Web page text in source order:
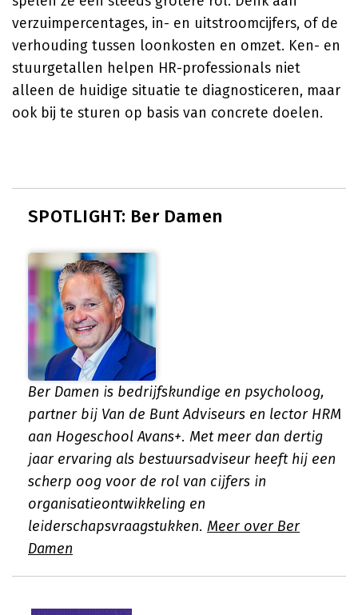
verzuimpercentages, in- en uitstroomcijfers, of de
verhouding tussen loonkosten en omzet. Ken- en
stuurgetallen helpen HR-professionals niet
alleen de huidige situatie te diagnosticeren, maar
ook bij te sturen op basis van concrete doelen.
SPOTLIGHT: Ber Damen
Ber Damen is bedrijfskundige en psycholoog,
partner bij Van de Bunt Adviseurs en lector HRM
aan Hogeschool Avans+. Met meer dan dertig
jaar ervaring als bestuursadviseur heeft hij een
scherp oog voor de rol van cijfers in
organisatieontwikkeling en
leiderschapsvraagstukken. Meer over Ber
Damen